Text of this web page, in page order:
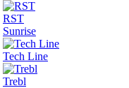
RST
Sunrise
Tech Line
Trebl